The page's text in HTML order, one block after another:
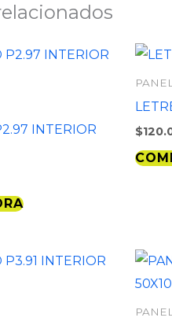
INTERIOR
$